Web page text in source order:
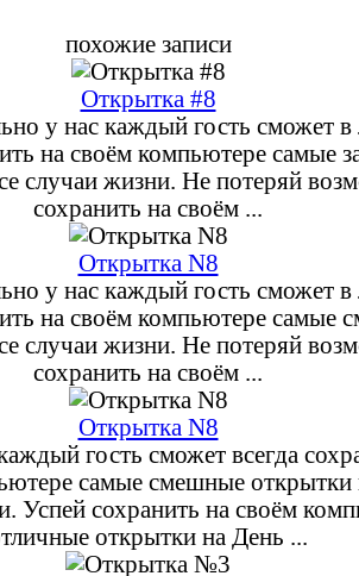
похожие записи
Открытка #8
у нас каждый гость сможет
на своём компьютере самые
случаи жизни. Не потеряй
сохранить на своём ...
Открытка N8
у нас каждый гость сможет
на своём компьютере самые
случаи жизни. Не потеряй
сохранить на своём ...
Открытка N8
гость сможет всегда
самые смешные открытки
Успей сохранить на своём
открытки на День ...